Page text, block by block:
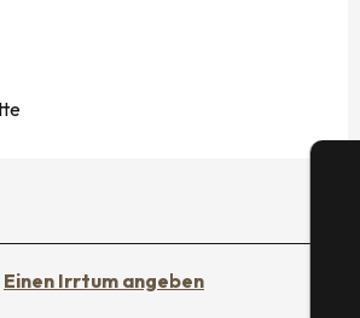
Einen Irrtum angeben